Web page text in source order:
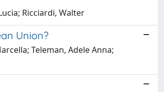
Ricciardi, Walter
Union?
Teleman, Adele Anna;